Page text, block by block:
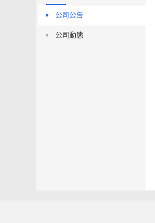
公司公告
公司動態